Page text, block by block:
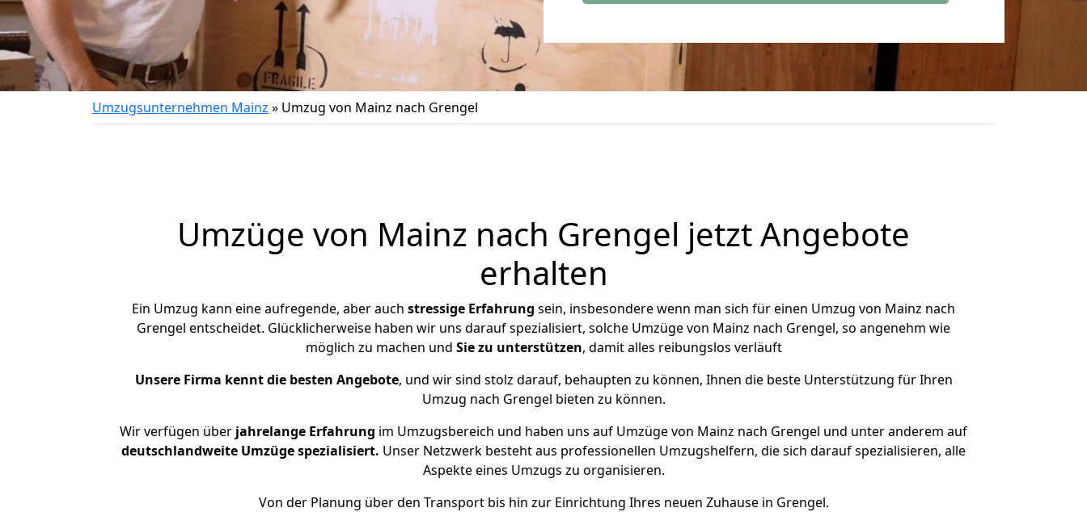
Umzugsunternehmen Mainz » Umzug von Mainz nach Grengel
Umzüge von Mainz nach Grengel jetzt Angebote
erhalten
Ein Umzug kann eine aufregende, aber auch stressige Erfahrung sein, insbesondere wenn man sich für einen Umzug von Mainz nach
Grengel entscheidet. Glücklicherweise haben wir uns darauf spezialisiert, solche Umzüge von Mainz nach Grengel, so angenehm wie
möglich zu machen und Sie zu unterstützen, damit alles reibungslos verläuft
Unsere Firma kennt die besten Angebote, und wir sind stolz darauf, behaupten zu können, Ihnen die beste Unterstützung für Ihren
Umzug nach Grengel bieten zu können.
Wir verfügen über jahrelange Erfahrung im Umzugsbereich und haben uns auf Umzüge von Mainz nach Grengel und unter anderem auf
deutschlandweite Umzüge spezialisiert. Unser Netzwerk besteht aus professionellen Umzugshelfern, die sich darauf spezialisieren, alle
Aspekte eines Umzugs zu organisieren.
Von der Planung über den Transport bis hin zur Einrichtung Ihres neuen Zuhause in Grengel.